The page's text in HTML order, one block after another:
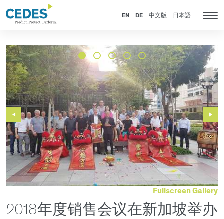
闻
to
homepage
to
navigation
to
content
to
footer
EN DE 中文版 日本語
Previous
Slide
Next
Slide
Fullscreen Gallery
2018年度销售会议在新加坡举办